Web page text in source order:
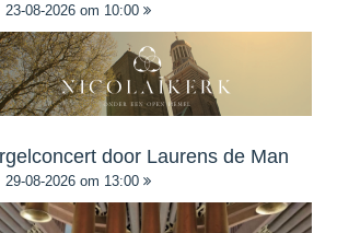
23-08-2026 om 10:00
door Laurens de Man
29-08-2026 om 13:00